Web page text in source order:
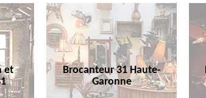
et
Brocanteur 31 Haute-
Garonne